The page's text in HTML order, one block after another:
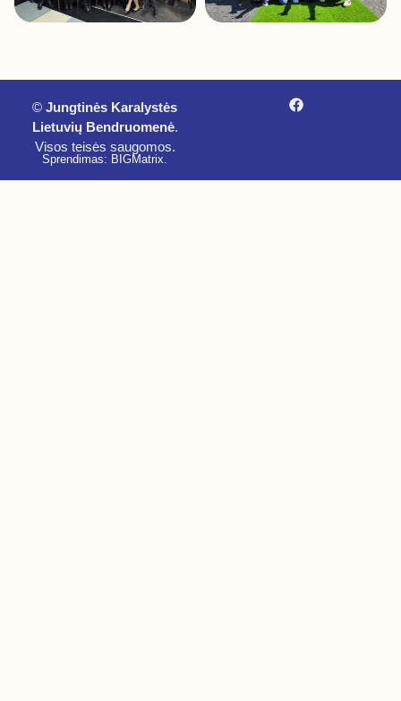
© Jungtinės Karalystės
Lietuvių Bendruomenė.
Visos teisės saugomos.
Sprendimas: BIGMatrix.